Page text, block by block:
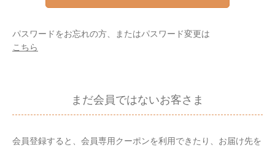
パスワードをお忘れの方、またはパスワード変更は
こちら
まだ会員ではないお客さま
会員登録すると、会員専用クーポンを利用できたり、お届け先を